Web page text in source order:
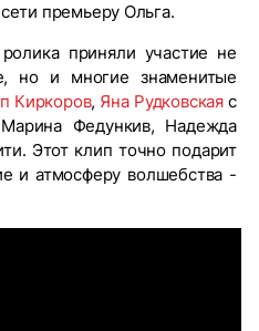
премьеру Ольга.
приняли участие не
но и многие знаменитые
Киркоров, Яна Рудковскаяс
Федункив, Надежда
Этот клип точно подарит
и атмосферу волшебства -